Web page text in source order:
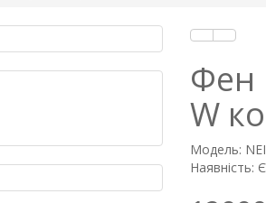
Фен
W
Модель:
Наявність: